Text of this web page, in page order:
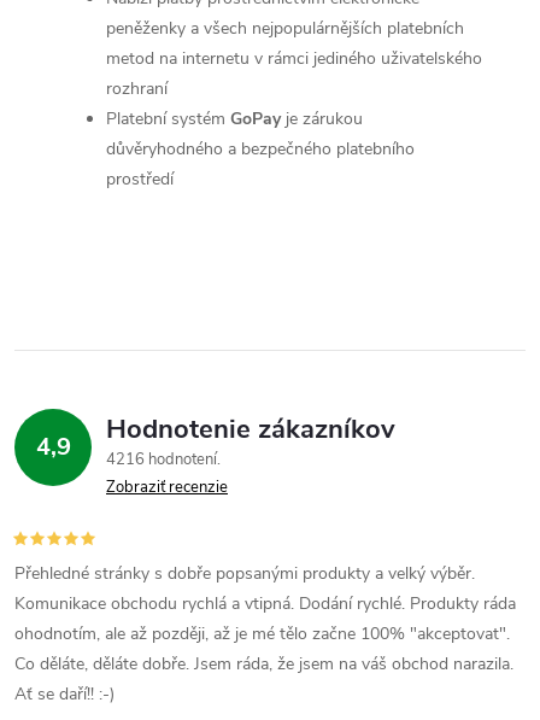
peněženky a všech nejpopulárnějších platebních
metod na internetu v rámci jediného uživatelského
rozhraní
Platební systém GoPayje zárukou
důvěryhodného a bezpečného platebního
prostředí
4,9 Hodnotenie zákazníkov
4216 hodnotení
Zobraziť recenzie
Přehledné stránky s dobře popsanými produkty a velký výběr.
Komunikace obchodu rychlá a vtipná. Dodání rychlé. Produkty ráda
ohodnotím, ale až později, až je mé tělo začne 100% "akceptovat".
Co děláte, děláte dobře. Jsem ráda, že jsem na váš obchod narazila.
Ať se daří!! :-)